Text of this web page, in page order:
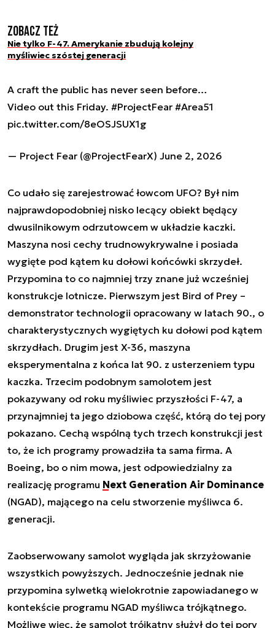
Zobacz też
Nie tylko F-47. Amerykanie zbudują kolejny
myśliwiec szóstej generacji
A craft the public has never seen before…
Video out this Friday. #ProjectFear #Area51
pic.twitter.com/8eOSJSUX1g
— Project Fear (@ProjectFearX) June 2, 2026
Co udało się zarejestrować łowcom UFO? Był nim
najprawdopodobniej nisko lecący obiekt będący
dwusilnikowym odrzutowcem w układzie kaczki.
Maszyna nosi cechy trudnowykrywalne i posiada
wygięte pod kątem ku dołowi końcówki skrzydeł.
Przypomina to co najmniej trzy znane już wcześniej
konstrukcje lotnicze. Pierwszym jest Bird of Prey –
demonstrator technologii opracowany w latach 90., o
charakterystycznych wygiętych ku dołowi pod kątem
skrzydłach. Drugim jest X-36, maszyna
eksperymentalna z końca lat 90. z usterzeniem typu
kaczka. Trzecim podobnym samolotem jest
pokazywany od roku myśliwiec przyszłości F-47, a
przynajmniej ta jego dziobowa część, którą do tej pory
pokazano. Cechą wspólną tych trzech konstrukcji jest
to, że ich programy prowadziła ta sama firma. A
Boeing, bo o nim mowa, jest odpowiedzialny za
realizację programu Next Generation Air Dominance
(NGAD), mającego na celu stworzenie myśliwca 6.
generacji.
Zaobserwowany samolot wygląda jak skrzyżowanie
wszystkich powyższych. Jednocześnie jednak nie
przypomina sylwetką wielokrotnie zapowiadanego w
kontekście programu NGAD myśliwca trójkątnego.
Możliwe więc, że samolot trójkątny służył do tej pory